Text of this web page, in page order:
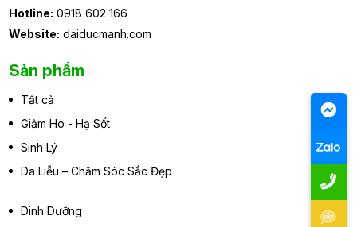
Hotline: 0918 602 166
Website: daiducmanh.com
Sản phẩm
Tất cả
Giảm Ho - Hạ Sốt
Sinh Lý
Da Liễu – Chăm Sóc Sắc Đẹp
Dinh Dưỡng